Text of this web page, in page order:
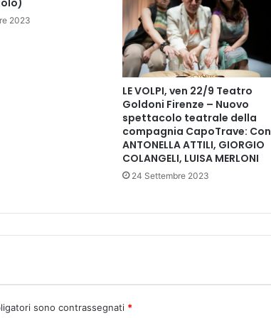
2023
LE VOLPI, ven 22/9 Teatro
Goldoni Firenze – Nuovo
spettacolo teatrale della
compagnia CapoTrave: Con
ANTONELLA ATTILI, GIORGIO
COLANGELI, LUISA MERLONI
24 Settembre 2023
sono contrassegnati *